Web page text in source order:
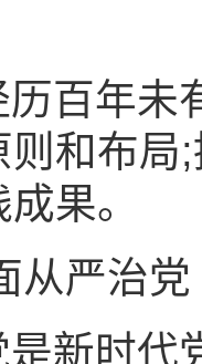
历百年未
和布局
果。
从严治党
新时代